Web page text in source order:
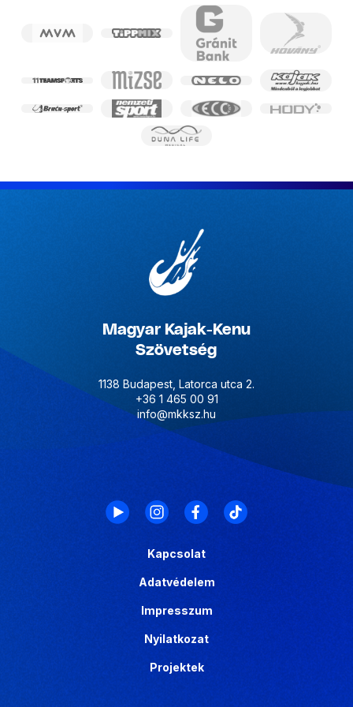
Magyar Kajak-Kenu
Szövetség
1138 Budapest, Latorca utca 2.
+36 1 465 00 91
info@mkksz.hu
Kapcsolat
Adatvédelem
Impresszum
Nyilatkozat
Projektek